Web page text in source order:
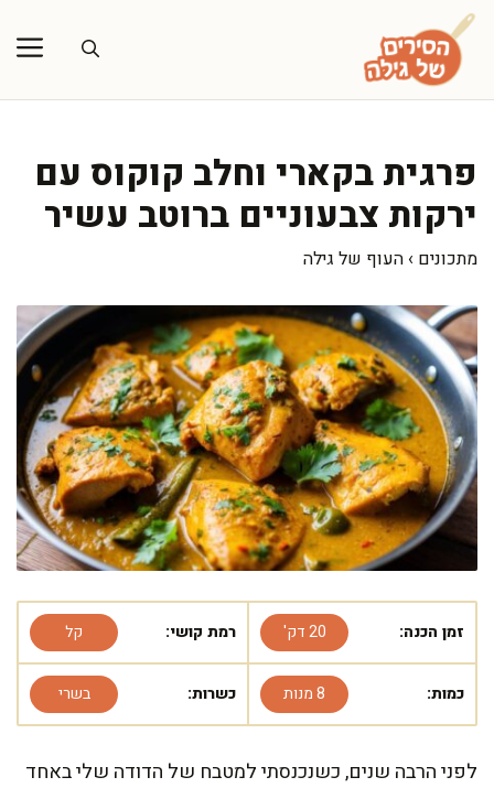
לדלג
לתוכן
פרגית בקארי וחלב קוקוס עם
ירקות צבעוניים ברוטב עשיר
מתכונים › העוף של גילה
זמן הכנה: 20 דק' רמת קושי: קל
כמות: 8 מנות כשרות: בשרי
לפני הרבה שנים, כשנכנסתי למטבח של הדודה שלי באחד